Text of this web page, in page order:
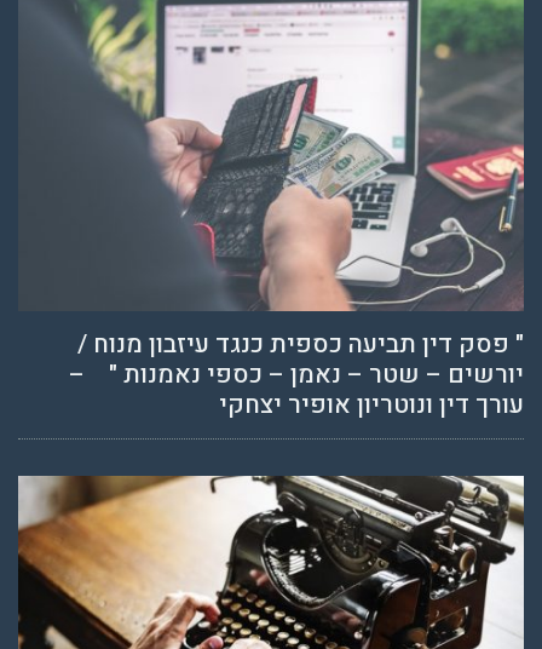
" פסק דין תביעה כספית כנגד עיזבון מנוח /
יורשים – שטר – נאמן – כספי נאמנות " –
עורך דין ונוטריון אופיר יצחקי